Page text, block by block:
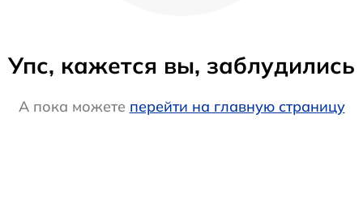
Упс, кажется вы, заблудились
А пока можете перейти на главную страницу